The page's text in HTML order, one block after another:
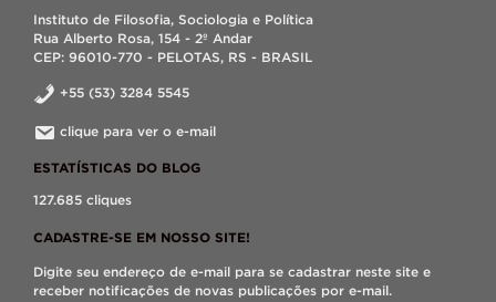
Instituto de Filosofia, Sociologia e Política
Rua Alberto Rosa, 154 - 2º Andar
CEP: 96010-770 - PELOTAS, RS - BRASIL
+55 (53) 3284 5545
clique para ver o e-mail
ESTATÍSTICAS DO BLOG
127.685 cliques
CADASTRE-SE EM NOSSO SITE!
Digite seu endereço de e-mail para se cadastrar neste site e
receber notificações de novas publicações por e-mail.